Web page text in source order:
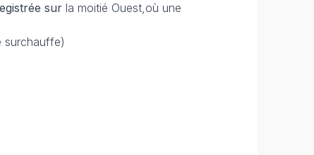
sur la moitié Ouest,où une
surchauffe)